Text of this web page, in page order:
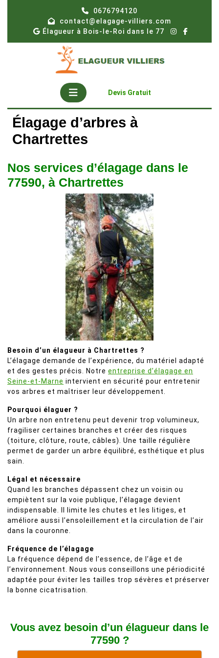
0676794120
contact@elagage-villiers.com
Élagueur à Bois-le-Roi dans le 77
Open
Button
Devis Gratuit
Élagage d’arbres à
Chartrettes
Nos services d’élagage dans le
77590, à Chartrettes
Besoin d’un élagueur à Chartrettes ?
L’élagage demande de l’expérience, du matériel adapté
et des gestes précis. Notre entreprise d’élagage en
Seine-et-Marne intervient en sécurité pour entretenir
vos arbres et maîtriser leur développement.
Pourquoi élaguer ?
Un arbre non entretenu peut devenir trop volumineux,
fragiliser certaines branches et créer des risques
(toiture, clôture, route, câbles). Une taille régulière
permet de garder un arbre équilibré, esthétique et plus
sain.
Légal et nécessaire
Quand les branches dépassent chez un voisin ou
empiètent sur la voie publique, l’élagage devient
indispensable. Il limite les chutes et les litiges, et
améliore aussi l’ensoleillement et la circulation de l’air
dans la couronne.
Fréquence de l’élagage
La fréquence dépend de l’essence, de l’âge et de
l’environnement. Nous vous conseillons une périodicité
adaptée pour éviter les tailles trop sévères et préserver
la bonne cicatrisation.
Vous avez besoin d’un élagueur dans le
77590 ?